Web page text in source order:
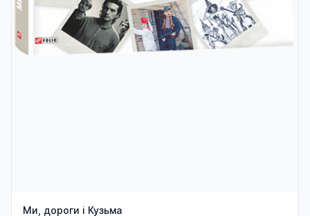
Ми, дороги і Кузьма